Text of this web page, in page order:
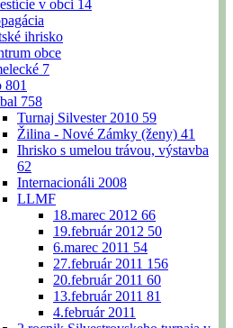
v obci 14
ihrisko
obce
7
801
758
Turnaj Silvester 2010 59
Žilina - Nové Zámky (ženy) 41
Ihrisko s umelou trávou, výstavba
62
Internacionáli 2008
LLMF
18.marec 2012 66
19.február 2012 50
6.marec 2011 54
27.február 2011 156
20.február 2011 60
13.február 2011 81
4.február 2011